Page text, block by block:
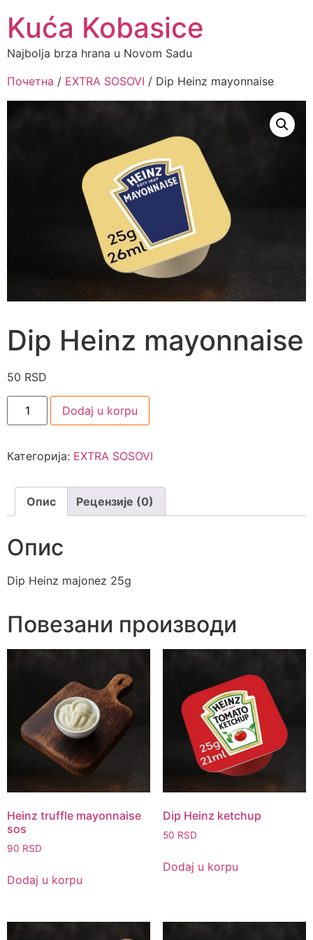
Kuća Kobasice
Najbolja brza hrana u Novom Sadu
Почетна / EXTRA SOSOVI / Dip Heinz mayonnaise
Dip Heinz mayonnaise
50 RSD
Dodaj u korpu
Категорија: EXTRA SOSOVI
Опис Рецензије (0)
Опис
Dip Heinz majonez 25g
Повезани производи
Heinz truffle mayonnaise
sos
90 RSD
Dodaj u korpu
Dip Heinz ketchup
50 RSD
Dodaj u korpu